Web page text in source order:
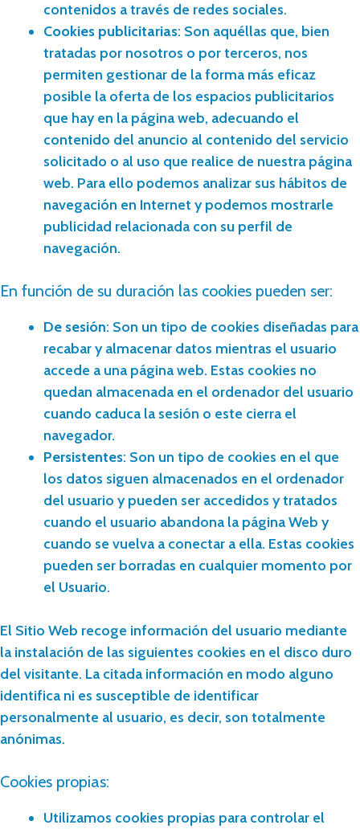
contenidos a través de redes sociales.
Cookies publicitarias: Son aquéllas que, bien
tratadas por nosotros o por terceros, nos
permiten gestionar de la forma más eficaz
posible la oferta de los espacios publicitarios
que hay en la página web, adecuando el
contenido del anuncio al contenido del servicio
solicitado o al uso que realice de nuestra página
web. Para ello podemos analizar sus hábitos de
navegación en Internet y podemos mostrarle
publicidad relacionada con su perfil de
navegación.
En función de su duración las cookies pueden ser:
De sesión: Son un tipo de cookies diseñadas para
recabar y almacenar datos mientras el usuario
accede a una página web. Estas cookies no
quedan almacenada en el ordenador del usuario
cuando caduca la sesión o este cierra el
navegador.
Persistentes: Son un tipo de cookies en el que
los datos siguen almacenados en el ordenador
del usuario y pueden ser accedidos y tratados
cuando el usuario abandona la página Web y
cuando se vuelva a conectar a ella. Estas cookies
pueden ser borradas en cualquier momento por
el Usuario.
El Sitio Web recoge información del usuario mediante
la instalación de las siguientes cookies en el disco duro
del visitante. La citada información en modo alguno
identifica ni es susceptible de identificar
personalmente al usuario, es decir, son totalmente
anónimas.
Cookies propias:
Utilizamos cookies propias para controlar el